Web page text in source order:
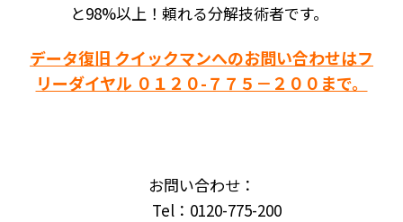
と98%以上！頼れる分解技術者です。
データ復旧 クイックマンへのお問い合わせはフ
リーダイヤル ０１２０-７７５－２００まで。
お問い合わせ：
Tel：0120-775-200